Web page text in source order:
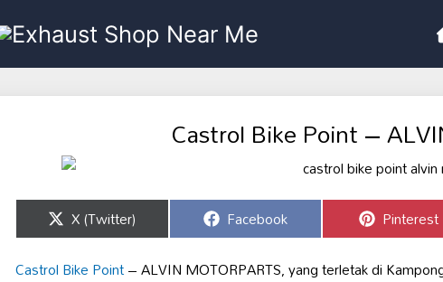
Castrol Bike Point –
Share
on
X (Twitter) Share
on
Facebook Share
on
Pinterest
Castrol Bike Point– ALVIN MOTORPARTS, yang terletak di